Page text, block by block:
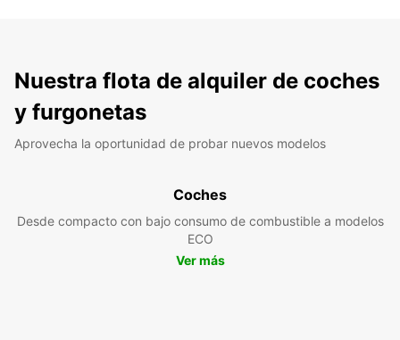
Nuestra flota de alquiler de coches
y furgonetas
Aprovecha la oportunidad de probar nuevos modelos
Coches
Desde compacto con bajo consumo de combustible a modelos
ECO
Ver más